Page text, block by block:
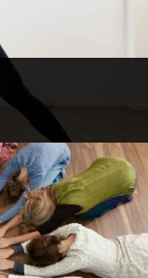
II – Anleitung